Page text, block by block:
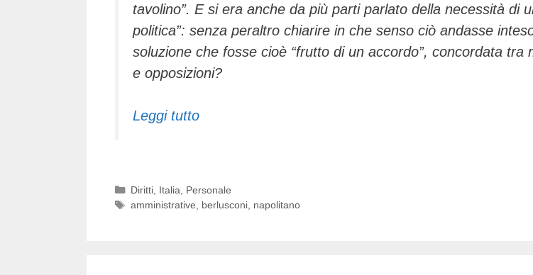
tavolino”. E si era anche da più parti parlato della necessità di
politica”: senza peraltro chiarire in che senso ciò andasse
soluzione che fosse cioè “frutto di un accordo”, concordata tra
e opposizioni?
Leggi tutto
Categorie
Diritti, Italia
Personale
Tag
amministrative berlusconi, napolitano